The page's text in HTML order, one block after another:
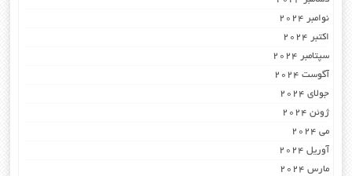
نوامبر 2024
اکتبر 2024
سپتامبر 2024
آگوست 2024
جولای 2024
ژوئن 2024
می 2024
آوریل 2024
مارس 2024